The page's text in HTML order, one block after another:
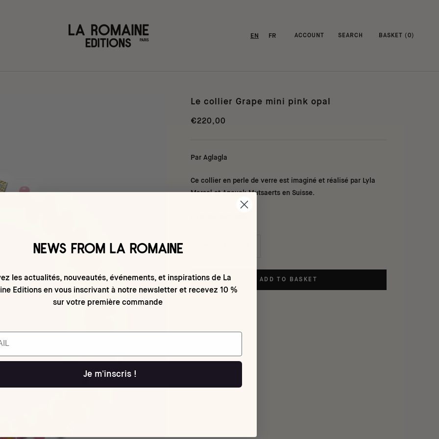
EN FR ACCOUNT SEARCH BASKET ( 0)
Le collier Grape mini pink opal
€220,00
Par Aglagla
Ce collier en perle de verre est imaginé et réalisé par Lyla
Marsol et Anouck Mutsaerts en Suisse.
ADD TO BASKET
NEWS FROM LA ROMAINE
les actualités, nouveautés, événements, et inspirations de La
Editions en vous inscrivant à notre newsletter et recevez 10 %
sur votre première commande
Je m'inscris !